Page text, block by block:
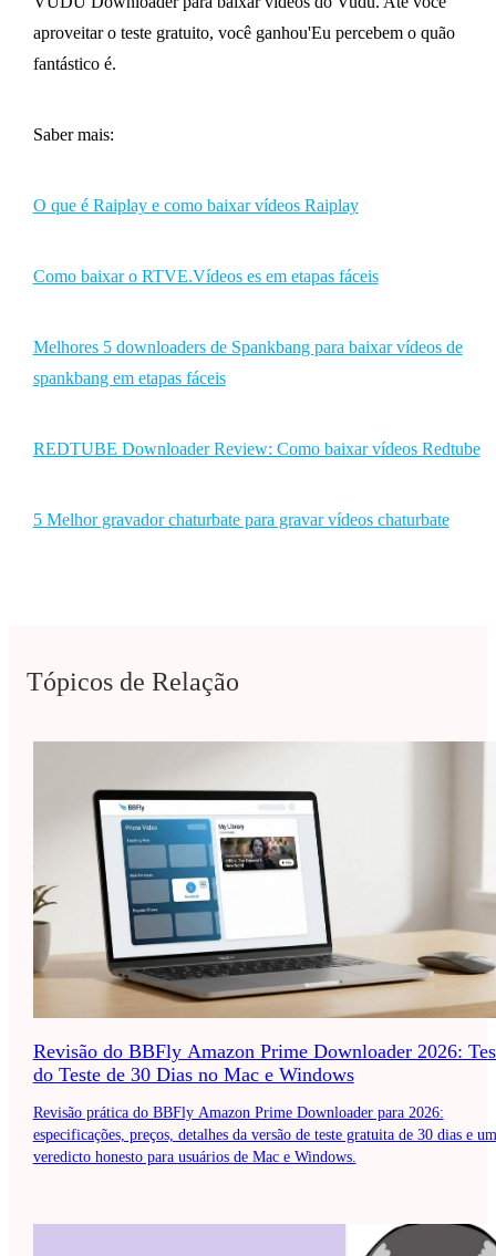
aproveitar o teste gratuito, você ganhou'Eu percebem o quão
fantástico é.
Saber mais:
O que é Raiplay e como baixar vídeos Raiplay
Como baixar o RTVE.Vídeos es em etapas fáceis
Melhores 5 downloaders de Spankbang para baixar vídeos de
spankbang em etapas fáceis
REDTUBE Downloader Review: Como baixar vídeos Redtube
5 Melhor gravador chaturbate para gravar vídeos chaturbate
Tópicos de Relação
Revisão do BBFly Amazon Prime Downloader 2026:
do Teste de 30 Dias no Mac e Windows
Revisão prática do BBFly Amazon Prime Downloader para 2026:
especificações, preços, detalhes da versão de teste gratuita de 30 dias e um
veredicto honesto para usuários de Mac e Windows.